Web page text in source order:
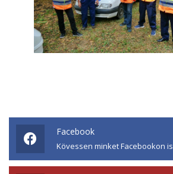
Facebook
Kövessen minket Facebookon is